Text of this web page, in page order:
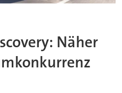
Näher